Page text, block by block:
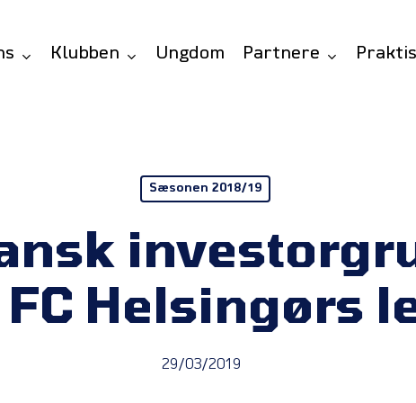
Klubben Ungdom Partnere
Sæsonen 2018/19
Helsingørs
29/03/2019